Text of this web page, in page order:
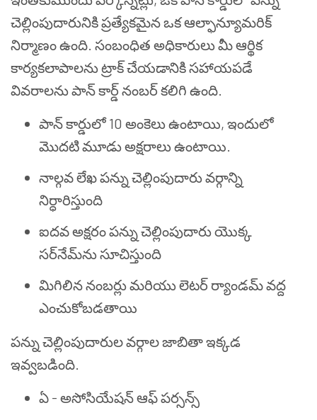
చెల్లింపుదారునికి ప్రత్యేకమైన ఒక ఆల్ఫాన్యూమరిక్
నిర్మాణం ఉంది. సంబంధిత అధికారులు మీ ఆర్థిక
కార్యకలాపాలను ట్రాక్ చేయడానికి సహాయపడే
వివరాలను పాన్ కార్డ్ నంబర్ కలిగి ఉంది.
పాన్ కార్డులో 10 అంకెలు ఉంటాయి, ఇందులో
మొదటి మూడు అక్షరాలు ఉంటాయి.
నాల్గవ లేఖ పన్ను చెల్లింపుదారు వర్గాన్ని
నిర్ధారిస్తుంది
ఐదవ అక్షరం పన్ను చెల్లింపుదారు యొక్క
సర్‌నేమ్‌ను సూచిస్తుంది
మిగిలిన నంబర్లు మరియు లెటర్ ర్యాండమ్ వద్ద
ఎంచుకోబడతాయి
పన్ను చెల్లింపుదారుల వర్గాల జాబితా ఇక్కడ
ఇవ్వబడింది.
ఏ - అసోసియేషన్ ఆఫ్ పర్సన్స్